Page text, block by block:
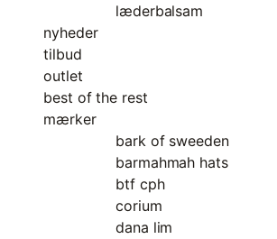
læderbalsam
nyheder
tilbud
outlet
best of the rest
mærker
bark of sweeden
barmahmah hats
btf cph
corium
dana lim